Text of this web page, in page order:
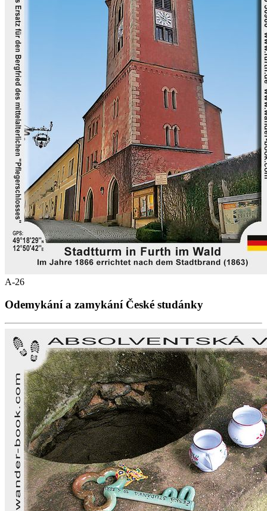
A-26
Odemykání a zamykání České studánky